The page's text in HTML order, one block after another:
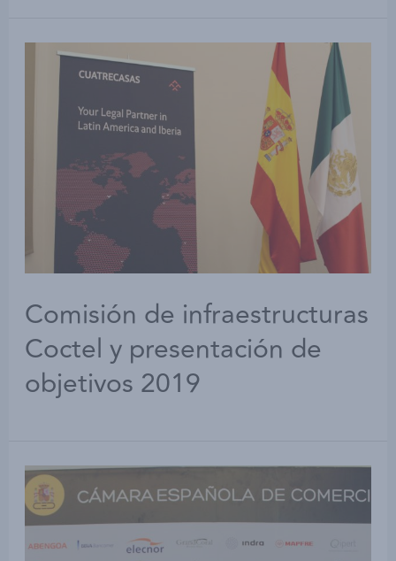
Comisión de infraestructuras
Coctel y presentación de
objetivos 2019